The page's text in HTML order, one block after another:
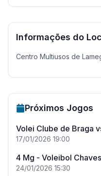
Informações do
Centro Multiusos de
Próximos Jogos
Volei Clube de Braga
17/01/2026 19:00
4 Mg - Voleibol Chaves
24/01/2026 15:30